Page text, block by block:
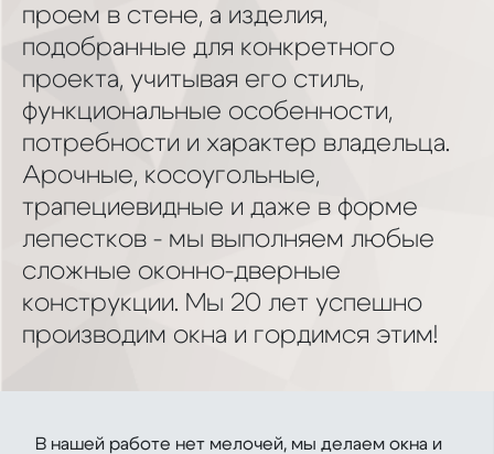
проем в стене, а изделия,
подобранные для конкретного
проекта, учитывая его стиль,
функциональные особенности,
потребности и характер владельца.
Арочные, косоугольные,
трапециевидные и даже в форме
лепестков - мы выполняем любые
сложные оконно-дверные
конструкции. Мы 20 лет успешно
производим окна и гордимся этим!
В нашей работе нет мелочей, мы делаем окна и